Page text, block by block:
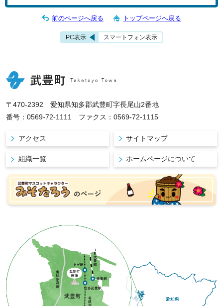
前のページへ戻る トップページへ戻る
PC表示 スマートフォン表示
〒470-2392 愛知県知多郡武豊町字長尾山2番地
番号：0569-72-1111 ファクス：0569-72-1115
アクセス サイトマップ
組織一覧 ホームページについて